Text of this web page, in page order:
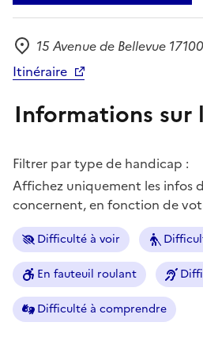
Adresse
15 Avenue de Bellevue
Itinéraire
Informations sur
Filtrer par type de handicap :
Affichez uniquement les infos
concernent, en fonction de
Difficulté à voir
En fauteuil roulant
Difficulté à comprendre